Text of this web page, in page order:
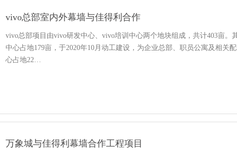
vivo总部室内外幕墙与佳得利合作
vivo总部项目由vivo研发中心、vivo培训中心两个地块组成，共计403亩。
中心占地179亩，于2020年10月动工建设，为企业总部、职员公寓及相关
心占地22…
万象城与佳得利幕墙合作工程项目